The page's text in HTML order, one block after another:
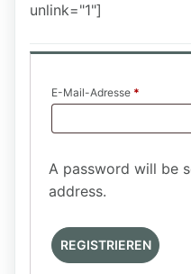
unlink="1"]
E-Mail-Adresse *
A password will be
address.
REGISTRIEREN